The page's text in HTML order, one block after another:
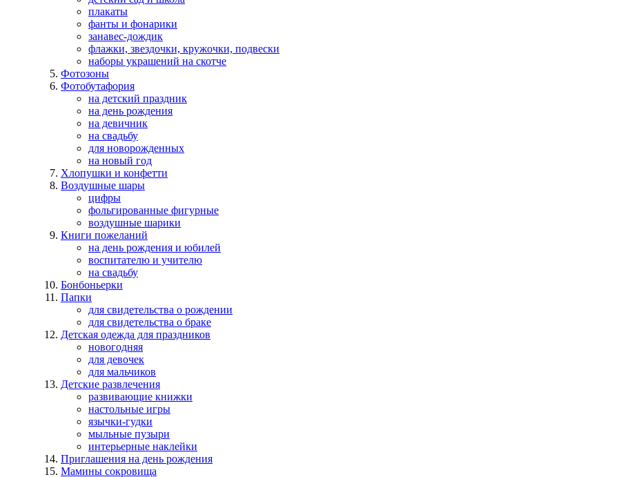
плакаты
фанты и фонарики
занавес-дождик
флажки, звездочки, кружочки, подвески
наборы украшений на скотче
Фотозоны
Фотобутафория
на детский праздник
на день рождения
на девичник
на свадьбу
для новорожденных
на новый год
Хлопушки и конфетти
Воздушные шары
цифры
фольгированные фигурные
воздушные шарики
Книги пожеланий
на день рождения и юбилей
воспитателю и учителю
на свадьбу
Бонбоньерки
Папки
для свидетельства о рождении
для свидетельства о браке
Детская одежда для праздников
новогодняя
для девочек
для мальчиков
Детские развлечения
развивающие книжки
настольные игры
язычки-гудки
мыльные пузыри
интерьерные наклейки
Приглашения на день рождения
Мамины сокровища